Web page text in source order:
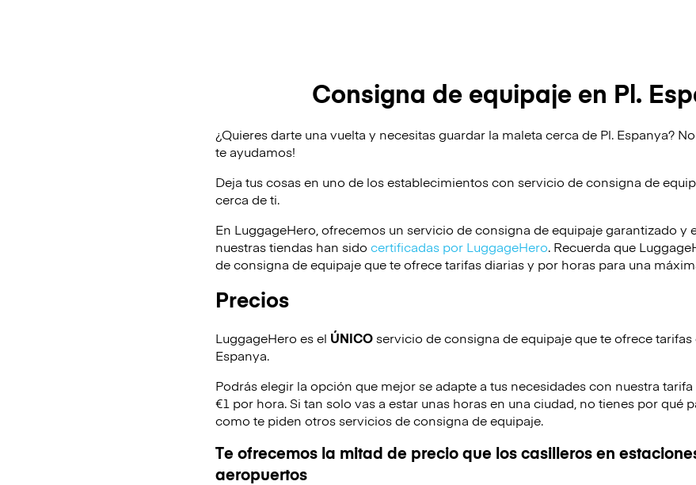
Consigna de equipaje en Pl.
¿Quieres darte una vuelta y necesitas guardar la maleta cerca de Pl. Espanya?
te ayudamos!
Deja tus cosas en uno de los establecimientos con servicio de consigna de
cerca de ti.
En LuggageHero, ofrecemos un servicio de consigna de equipaje garantizado y
nuestras tiendas han sido certificadas por LuggageHero. Recuerda que
de consigna de equipaje que te ofrece tarifas diarias y por horas para una
Precios
LuggageHero es el ÚNICOservicio de consigna de equipaje que te ofrece
Espanya.
Podrás elegir la opción que mejor se adapte a tus necesidades con nuestra
€1 por hora. Si tan solo vas a estar unas horas en una ciudad, no tienes por qué
como te piden otros servicios de consigna de equipaje.
Te ofrecemos la mitad de precio que los casilleros en
aeropuertos